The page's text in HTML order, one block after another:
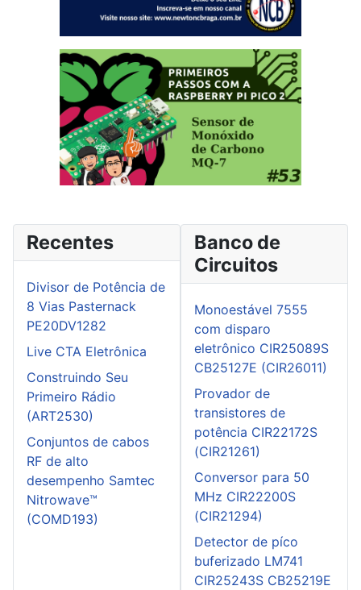
Recentes
Divisor de Potência de
8 Vias Pasternack
PE20DV1282
Live CTA Eletrônica
Construindo Seu
Primeiro Rádio
(ART2530)
Conjuntos de cabos
RF de alto
desempenho Samtec
Nitrowave™
(COMD193)
Banco de
Circuitos
Monoestável 7555
com disparo
eletrônico CIR25089S
CB25127E (CIR26011)
Provador de
transistores de
potência CIR22172S
(CIR21261)
Conversor para 50
MHz CIR22200S
(CIR21294)
Detector de píco
buferizado LM741
CIR25243S CB25219E